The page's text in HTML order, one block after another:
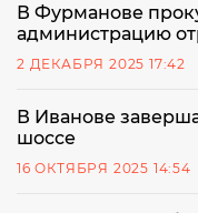
В Фурманове
администрацию
2 ДЕКАБРЯ 2025 17:42
В Иванове
шоссе
16 ОКТЯБРЯ 2025 14:54